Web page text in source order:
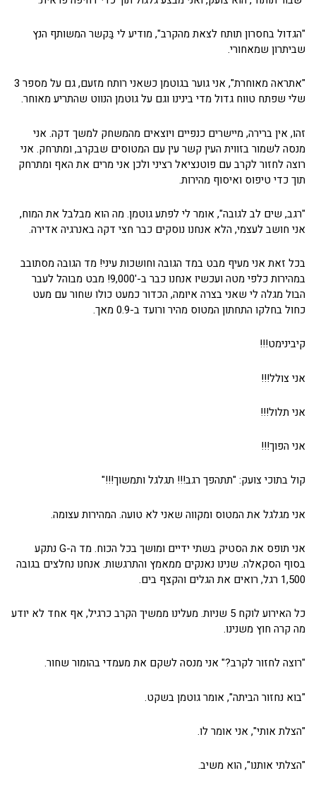
"הגדול בחסרון תותח לצאת מהקרב", מודיע לי בַּקשר המשותף הנץ
שביתרון שמאחורי.
"אתראה מאוחרת", אני גוער בגוטמן כשאני רותח מזעם, גם על מספר 3
שלי שפתח טווח גדול מדי בינינו וגם על גוטמן הנווט שהתריע מאוחר.
זהו, אין ברירה, מיישרים כנפיים ויוצאים מהמשחק למשך דקה. אני
מנסה לשמור בזווית העין קשר עין עם המטוסים שבקרב, ומתרחק. אני
רוצה לחזור לקרב עם פוטנציאל רציני ולכן אני מרים את האף ומתרחק
תוך כדי טיפוס ואיסוף מהירות.
"רגב, שים לב לגובה", אומר לי לפתע גוטמן. מה הוא מבלבל את המוח,
אני חושב לעצמי, הלא אנחנו נוסקים כבר חצי דקה באנרגיה אדירה.
בכל זאת אני מעיף מבט במד הגובה וחושכות עיני! מד הגובה מסתובב
במהירות כלפי מטה ועכשיו אנחנו כבר ב-'9,000! מבט מבוהל לעבר
הבול מגלה לי שאני בצרה איומה, הכדור כמעט כולו שחור עם מעט
כחול בחלקו התחתון המטוס מהיר ורועד ב-0.9 מאך.
קיבינימט!!!
אני צולל!!!
אני תלול!!!
אני הפוך!!!
קול בתוכי צועק: "תתהפך רגב!!! תגלגל ותמשוך!!!"
אני מגלגל את המטוס ומקווה שאני לא טועה. המהירות עצומה.
אני תופס את הסטיק בשתי ידיים ומושך בכל הכוח. מד ה-G נתקע
בסוף הסקאלה. שנינו נאנקים ממאמץ והתרגשות. אנחנו נחלצים בגובה
1,500 רגל, רואים את הגלים והקצף בים.
כל האירוע לוקח 5 שניות. מעלינו ממשיך הקרב כרגיל, אף אחד לא יודע
מה קרה חוץ משנינו.
"רוצה לחזור לקרב?" אני מנסה לשקם את מעמדי בהומור שחור.
"בוא נחזור הביתה", אומר גוטמן בשקט.
"הצלת אותי", אני אומר לו.
"הצלתי אותנו", הוא משיב.